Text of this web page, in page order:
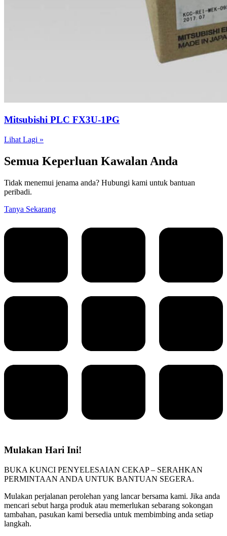
Mitsubishi PLC FX3U-1PG
Lihat Lagi »
Semua Keperluan Kawalan Anda
Tidak menemui jenama anda? Hubungi kami untuk bantuan
peribadi.
Tanya Sekarang
Mulakan Hari Ini!
BUKA KUNCI PENYELESAIAN CEKAP – SERAHKAN
PERMINTAAN ANDA UNTUK BANTUAN SEGERA.
Mulakan perjalanan perolehan yang lancar bersama kami. Jika anda
mencari sebut harga produk atau memerlukan sebarang sokongan
tambahan, pasukan kami bersedia untuk membimbing anda setiap
langkah.